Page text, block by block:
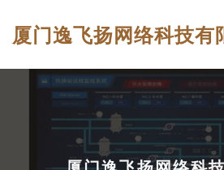
厦门逸飞扬网络科技有